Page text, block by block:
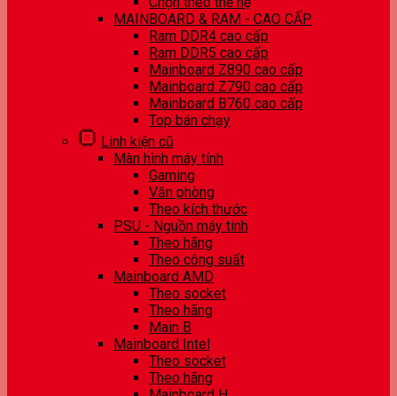
MAINBOARD & RAM - CAO CẤP
Ram DDR4 cao cấp
Ram DDR5 cao cấp
Mainboard Z890 cao cấp
Mainboard Z790 cao cấp
Mainboard B760 cao cấp
Top bán chạy
Linh kiện cũ
Màn hình máy tính
Gaming
Văn phòng
Theo kích thước
PSU - Nguồn máy tính
Theo hãng
Theo công suất
Mainboard AMD
Theo socket
Theo hãng
Main B
Mainboard Intel
Theo socket
Theo hãng